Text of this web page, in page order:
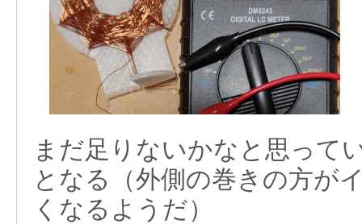
まだ足りないかなと思って
となる（外側の巻きの方が
くなるようだ）